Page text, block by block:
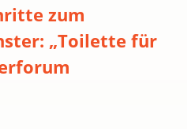
zum
„Toilette für